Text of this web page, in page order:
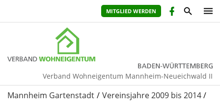
MITGLIED WERDEN
Verband Wohneigentum Mannheim-Neueichwald II
Mannheim Gartenstadt
Vereinsjahre 2009 bis 2014